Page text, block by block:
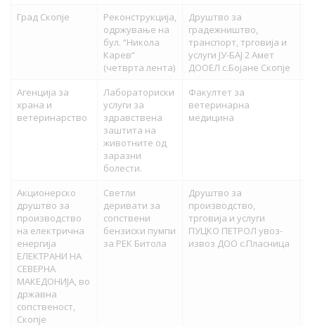
Град Скопје
Реконструкција,
одржување на
бул. “Никола
Карев“
(четврта лента)
Друштво за
градежништво,
транспорт, трговија и
услуги ЈУ-БАЈ 2 Амет
ДООЕЛ с.Бојане Скопје
Агенција за
храна и
ветеринарство
Лабораториски
услуги за
здравствена
заштита на
животните од
заразни
болести.
Факултет за
ветеринарна
медицина
Акционерско
друштво за
производство
на електрична
енергија
ЕЛЕКТРАНИ НА
СЕВЕРНА
МАКЕДОНИЈА, во
државна
сопственост,
Скопје
Светли
деривати за
сопствени
бензиски пумпи
за РЕК Битола
Друштво за
производство,
трговија и услуги
ПУЦКО ПЕТРОЛ увоз-
извоз ДОО с.Пласница